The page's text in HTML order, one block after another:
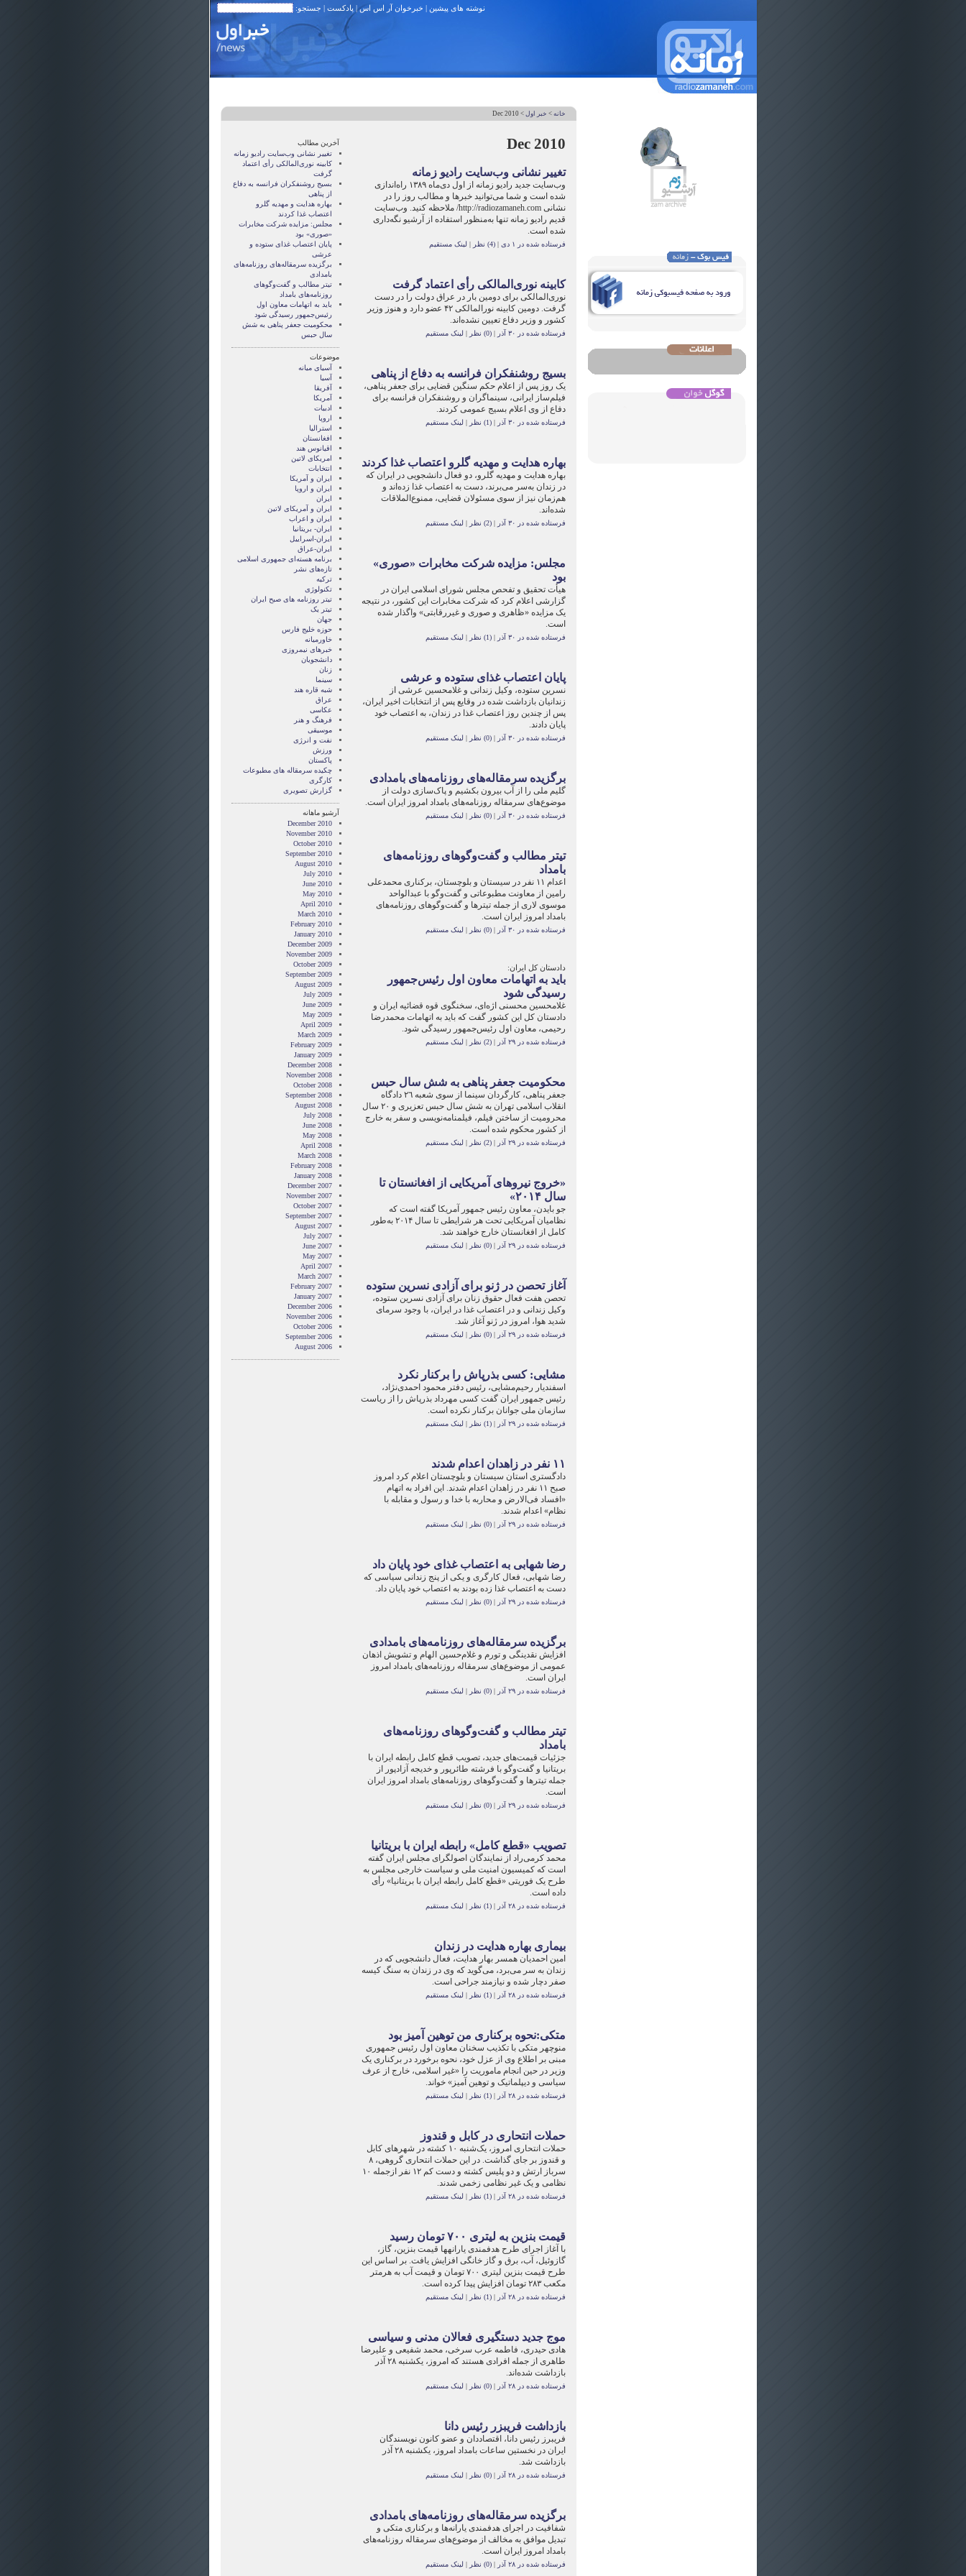
نوشته های پیشین | خبرخوان آر اس اس| پادکست | جستجو:
خانه > خبر اول > Dec 2010
Dec 2010
تغيير نشانی وب‌سايت راديو زمانه
وب‌سايت جديد راديو زمانه از اول دی‌ماه ۱۳۸۹ راه‌اندازی
شده است و شما می‌توانيد خبرها و مطالب روز را در
نشانی http://radiozamaneh.com/ ملاحظه کنيد. وب‌سايت
قديم راديو زمانه تنها به‌منظور استفاده از آرشيو نگه‌داری
شده است.
فرستاده شده در ۱ دی |(4) نظر | لینک مستقیم
کابينه نوری‌المالکی رأی اعتماد گرفت
نوری‌المالکی برای دومين بار در عراق دولت را در دست
گرفت. دومين کابينه نورالمالکی ۴۲ عضو دارد و هنوز وزير
کشور و وزير دفاع تعيين نشده‌اند.
فرستاده شده در ۳۰ آذر |(0) نظر | لینک مستقیم
بسيج روشنفکران فرانسه به دفاع از پناهی
يک روز پس از اعلام حکم سنگين قضايی برای جعفر پناهی،
فيلم‌ساز ايرانی، سينماگران و روشنفکران فرانسه برای
دفاع از وی اعلام بسيج عمومی کردند.
فرستاده شده در ۳۰ آذر |(1) نظر | لینک مستقیم
بهاره هدایت و مهدیه گلرو اعتصاب غذا کردند
بهاره هدایت و مهدیه گلرو، دو فعال دانشجویی در ایران که
در زندان به‌سر می‌برند، دست به اعتصاب غذا زده‌اند و
هم‌زمان نیز از سوی مسئولان قضایی، ممنوع‌الملاقات
شده‌اند.
فرستاده شده در ۳۰ آذر |(2) نظر | لینک مستقیم
مجلس: مزایده شرکت مخابرات «صوری»
بود
هیأت تحقیق و تفحص مجلس شورای اسلامی ایران در
گزارشی اعلام کرد که شرکت مخابرات این کشور، در نتیجه
یک مزایده «ظاهری و صوری و غیررقابتی» واگذار شده
است.
فرستاده شده در ۳۰ آذر |(1) نظر | لینک مستقیم
پايان اعتصاب غذای ستوده و عرشی
نسرين ستوده، وکيل زندانی و غلامحسين عرشی از
زندانيان بازداشت شده در وقايع پس از انتخابات اخير ايران،
پس از چندين روز اعتصاب غذا در زندان، به اعتصاب خود
پايان دادند.
فرستاده شده در ۳۰ آذر |(0) نظر | لینک مستقیم
برگزیده سرمقاله‌های روزنامه‌های بامدادی
گلیم ملی را از آب بیرون بکشیم و پاک‌سازی دولت از
موضوع‌های سرمقاله روزنامه‌های بامداد امروز ایران است.
فرستاده شده در ۳۰ آذر |(0) نظر | لینک مستقیم
تیتر مطالب و گفت‌وگوهای روزنامه‌های
بامداد
اعدام ١١ نفر در سیستان و بلوچستان، برکناری محمدعلی
رامین از معاونت مطبوعاتی و گفت‌وگو با عبدالواحد
موسوی لاری از جمله تیترها و گفت‌وگوهای روزنامه‌های
بامداد امروز ایران است.
فرستاده شده در ۳۰ آذر |(0) نظر | لینک مستقیم
دادستان کل ایران:
باید به اتهامات معاون اول رئیس‌جمهور
رسیدگی شود
غلامحسین محسنی اژه‌ای، سخنگوی قوه قضائیه ایران و
دادستان کل این کشور گفت که باید به اتهامات محمدرضا
رحیمی، معاون اول رئیس‌جمهور رسیدگی شود.
فرستاده شده در ۲۹ آذر |(2) نظر | لینک مستقیم
محکومیت جعفر پناهی به شش سال حبس
جعفر پناهی، کارگردان سینما از سوی شعبه ٢٦ دادگاه
انقلاب اسلامی تهران به شش سال حبس تعزیری و ٢٠ سال
محرومیت از ساختن فیلم، فیلمنامه‌نویسی و سفر به خارج
از کشور محکوم شده است.
فرستاده شده در ۲۹ آذر |(2) نظر | لینک مستقیم
«خروج نيروهای آمريکايی از افغانستان تا
سال ۲۰۱۴»
جو بايدن، معاون رئيس جمهور آمريکا گفته است که
نظاميان آمريکايی تحت هر شرايطی تا سال ۲۰۱۴ به‌طور
کامل از افغانستان خارج خواهند شد.
فرستاده شده در ۲۹ آذر |(0) نظر | لینک مستقیم
آغاز تحصن در ژنو برای آزادی نسرين ستوده
تحصن هفت فعال حقوق زنان برای آزادی نسرين ستوده،
وکيل زندانی و در اعتصاب غذا در ايران، با وجود سرمای
شديد هوا، امروز در ژنو آغاز شد.
فرستاده شده در ۲۹ آذر |(0) نظر | لینک مستقیم
مشايی: کسی بذرپاش را برکنار نکرد
اسفنديار رحيم‌مشايی، رئيس دفتر محمود احمدی‌نژاد،
رئيس جمهور ايران گفت کسی مهرداد بذرپاش را از رياست
سازمان ملی جوانان برکنار نکرده است.
فرستاده شده در ۲۹ آذر |(1) نظر | لینک مستقیم
۱۱ نفر در زاهدان اعدام شدند
دادگستری استان سيستان و بلوچستان اعلام کرد امروز
صبح ۱۱ نفر در زاهدان اعدام شدند. اين افراد به اتهام
«افساد فی‌الارض و محاربه با خدا و رسول و مقابله با
نظام» اعدام شدند.
فرستاده شده در ۲۹ آذر |(0) نظر | لینک مستقیم
رضا شهابی به اعتصاب غذای خود پايان داد
رضا شهابی، فعال کارگری و يکی از پنج زندانی سياسی که
دست به اعتصاب غذا زده بودند به اعتصاب خود پايان داد.
فرستاده شده در ۲۹ آذر |(0) نظر | لینک مستقیم
برگزیده سرمقاله‌های روزنامه‌های بامدادی
افزایش نقدینگی و تورم و غلام‌حسین الهام و تشویش اذهان
عمومی از موضوع‌های سرمقاله روزنامه‌های بامداد امروز
ایران است.
فرستاده شده در ۲۹ آذر |(0) نظر | لینک مستقیم
تیتر مطالب و گفت‌وگوهای روزنامه‌های
بامداد
جزئیات قیمت‌های جدید، تصویب قطع کامل رابطه ایران با
بریتانیا و گفت‌وگو با فرشته طائرپور و خدیجه آزادپور از
جمله تیترها و گفت‌وگوهای روزنامه‌های بامداد امروز ایران
است.
فرستاده شده در ۲۹ آذر |(0) نظر | لینک مستقیم
تصويب «قطع کامل» رابطه ایران با بریتانیا
محمد کرمی‌راد از نمایندگان اصولگرای مجلس ایران گفته
است که کمیسیون امنیت ملی و سیاست خارجی مجلس به
طرح یک فوریتی «قطع کامل رابطه ایران با بریتانیا» رأی
داده است.
فرستاده شده در ۲۸ آذر |(1) نظر | لینک مستقیم
بیماری بهاره هدایت در زندان
امین احمدیان همسر بهار هدایت، فعال دانشجویی که در
زندان به سر می‌برد، می‌گوید که وی در زندان به سنگ کیسه
صفر دچار شده و نیازمند جراحی است.
فرستاده شده در ۲۸ آذر |(1) نظر | لینک مستقیم
متکی:نحوه برکناری من توهین آمیز بود
منوچهر متکی با تکذیب سخنان معاون اول رئیس جمهوری
مبنی بر اطلاع وی از عزل خود، نحوه برخورد در برکناری یک
وزیر در حین انجام ماموریت را «غیر اسلامی، خارج از عرف
سیاسی و دیپلماتیک و توهین آمیز» خواند.
فرستاده شده در ۲۸ آذر |(1) نظر | لینک مستقیم
حملات انتحاری در کابل و قندوز
حملات انتحاری امروز، یک‌شنبه ۱۰ کشته در شهرهای کابل
و قندوز بر جای گذاشت. در این حملات انتحاری گروهی، ۸
سرباز ارتش و دو پلیس کشته و دست کم ۱۲ نفر ازجمله ۱۰
نظامی و یک غیر نظامی زخمی شدند.
فرستاده شده در ۲۸ آذر |(1) نظر | لینک مستقیم
قیمت بنزین به لیتری ۷۰۰ تومان رسید
با آغاز اجرای طرح هدفمندی یارانه‎ها قیمت‌ بنزین، گاز،
گازوئیل، آب، برق و گاز خانگی افزایش یافت. بر اساس این
طرح قیمت بنزین لیتری ۷۰۰ تومان و قیمت آب به هرمتر
مکعب ۲۸۳ تومان افزایش پیدا کرده است.
فرستاده شده در ۲۸ آذر |(1) نظر | لینک مستقیم
موج جدید دستگیری فعالان مدنی و سیاسی
هادی حیدری، فاطمه عرب سرخی، محمد شفیعی و علیرضا
طاهری از جمله افرادی هستند که امروز، یکشنبه ۲۸ آذر
بازداشت شده‌اند.
فرستاده شده در ۲۸ آذر |(0) نظر | لینک مستقیم
بازداشت فریبزر رئیس دانا
فریبرز رئیس دانا، اقتصاددان و عضو کانون نویسندگان
ایران در نخستین ساعات بامداد امروز، یکشنبه ۲۸ آذر
بازداشت شد.
فرستاده شده در ۲۸ آذر |(0) نظر | لینک مستقیم
برگزیده سرمقاله‌های روزنامه‌های بامدادی
شفافیت در اجرای هدفمندی یارانه‌ها و برکناری متکی و
تبدیل موافق به مخالف از موضوع‌های سرمقاله روزنامه‌های
بامداد امروز ایران است.
فرستاده شده در ۲۸ آذر |(0) نظر | لینک مستقیم
آخرین مطالب
تغيير نشانی وب‌سايت راديو زمانه
کابينه نوری‌المالکی رأی اعتماد
گرفت
بسيج روشنفکران فرانسه به دفاع
از پناهی
بهاره هدایت و مهدیه گلرو
اعتصاب غذا کردند
مجلس: مزایده شرکت مخابرات
«صوری» بود
پايان اعتصاب غذای ستوده و
عرشی
برگزیده سرمقاله‌های روزنامه‌های
بامدادی
تیتر مطالب و گفت‌وگوهای
روزنامه‌های بامداد
باید به اتهامات معاون اول
رئیس‌جمهور رسیدگی شود
محکومیت جعفر پناهی به شش
سال حبس
موضوعات
آسيای ميانه
آسیا
آفریقا
آمریکا
ادبیات
اروپا
استرالیا
افغانستان
اقیانوس هند
امریکای لاتین
انتخابات
ايران و آمريکا
ايران و اروپا
ایران
ایران و آمریکای لاتین
ایران و اعراب
ایران- بریتانیا
ایران-اسراییل
ایران-عراق
برنامه هسته‌ای جمهوری اسلامی
تازه‌های نشر
ترکیه
تکنولوژی
تیتر روزنامه های صبح ایران
تیتر یک
جهان
حوزه خلیج فارس
خاورمیانه
خبرهای نیمروزی
دانشجویان
زنان
سینما
شبه قاره هند
عراق
عکاسی
فرهنگ و هنر
موسیقی
نفت و انرژی
ورزش
پاکستان
چکیده سرمقاله های مطبوعات
کارگری
گزارش تصويری
آرشیو ماهانه
December 2010
November 2010
October 2010
September 2010
August 2010
July 2010
June 2010
May 2010
April 2010
March 2010
February 2010
January 2010
December 2009
November 2009
October 2009
September 2009
August 2009
July 2009
June 2009
May 2009
April 2009
March 2009
February 2009
January 2009
December 2008
November 2008
October 2008
September 2008
August 2008
July 2008
June 2008
May 2008
April 2008
March 2008
February 2008
January 2008
December 2007
November 2007
October 2007
September 2007
August 2007
July 2007
June 2007
May 2007
April 2007
March 2007
February 2007
January 2007
December 2006
November 2006
October 2006
September 2006
August 2006